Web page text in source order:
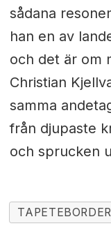
sådana
han en av
och det är om
Christian
samma
från djupaste
och sprucken
TAPETEBORDER